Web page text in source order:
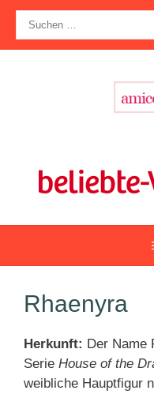
Zum
Inhalt
springen
nach:
Rhaenyra
Herkunft: Der Name
Serie House of the
weibliche Hauptfigur